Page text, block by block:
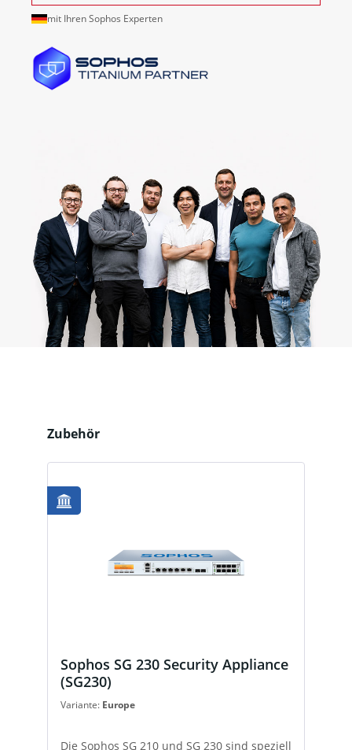
mit Ihren Sophos Experten
Produktgalerie überspringen
Zubehör
Sophos SG 230 Security Appliance
(SG230)
Variante: Europe
Die Sophos SG 210 und SG 230 sind speziell